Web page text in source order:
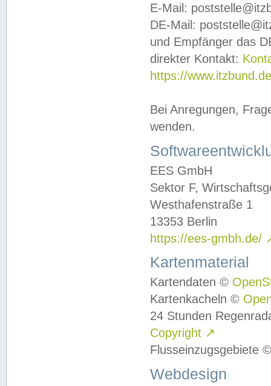
E-Mail:
DE-Mail:
und Empfänger das
direkter Kontakt:
https://
Bei Anregungen,
wenden.
EES GmbH
Sektor F,
Westhafenstraße 1
13353 Berlin
https://ees-gmbh.de/
Kartenmaterial
Kartendaten ©
Kartenkacheln ©
24 Stunden
Copyright ↗
Flusseinzugsgebiete
Webdesign